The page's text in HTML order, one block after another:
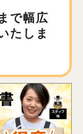
で幅広
たしま